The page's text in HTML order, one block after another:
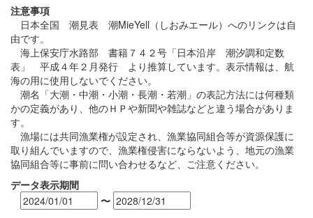
注意事項
日本全国 潮見表 潮MieYell（しおみエール）へのリンクは自
由です。
海上保安庁水路部 書籍７４２号「日本沿岸 潮汐調和定数
表」 平成４年２月発行 より推算しています。表示情報は、航
海の用に使用しないでください。
潮名「大潮・中潮・小潮・長潮・若潮」の表記方法には何種類
かの定義があり、他のＨＰや新聞や雑誌などと違う場合がありま
す。
漁場には共同漁業権が設定され、漁業協同組合等が資源保護に
取り組んでいますので、漁業権侵害にならないよう、地元の漁業
協同組合等に事前に問い合わせるなど、ご注意ください。
データ表示期間
〜